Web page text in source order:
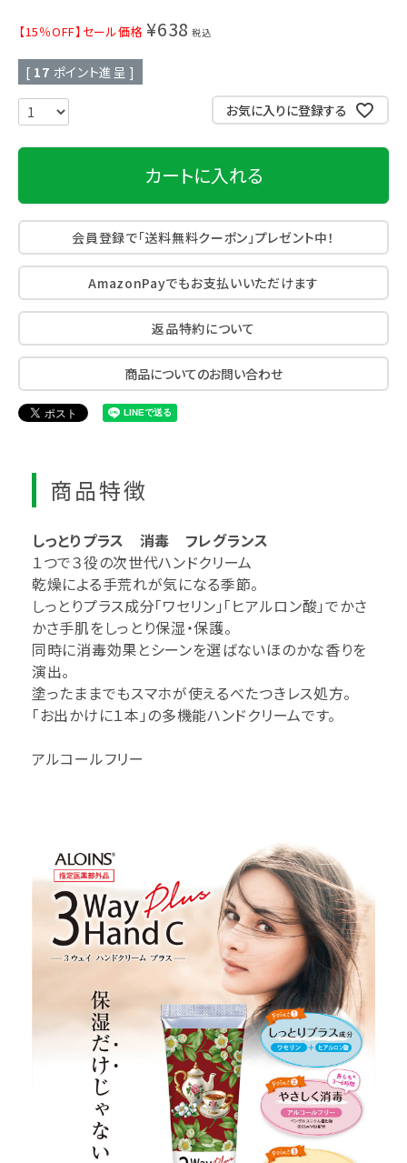
【15％OFF】セール価格 ¥638 税込
[ 17 ポイント進呈 ]
お気に入りに登録する
カートに入れる
会員登録で「送料無料クーポン」プレゼント中！
AmazonPayでもお支払いいただけます
返品特約について
商品についてのお問い合わせ
商品特徴
しっとりプラス 消毒 フレグランス
１つで３役の次世代ハンドクリーム
乾燥による手荒れが気になる季節。
しっとりプラス成分「ワセリン」「ヒアルロン酸」でかさ
かさ手肌をしっとり保湿・保護。
同時に消毒効果とシーンを選ばないほのかな香りを
演出。
塗ったままでもスマホが使えるべたつきレス処方。
「お出かけに１本」の多機能ハンドクリームです。
アルコールフリー